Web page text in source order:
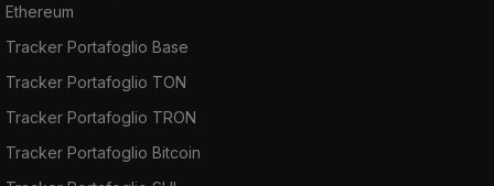
Ethereum
Tracker Portafoglio Base
Tracker Portafoglio TON
Tracker Portafoglio TRON
Tracker Portafoglio Bitcoin